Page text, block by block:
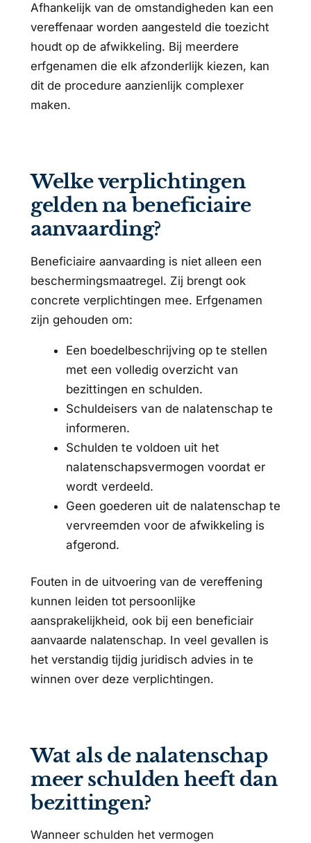
Afhankelijk van de omstandigheden kan een
vereffenaar worden aangesteld die toezicht
houdt op de afwikkeling. Bij meerdere
erfgenamen die elk afzonderlijk kiezen, kan
dit de procedure aanzienlijk complexer
maken.
Welke verplichtingen
gelden na beneficiaire
aanvaarding?
Beneficiaire aanvaarding is niet alleen een
beschermingsmaatregel. Zij brengt ook
concrete verplichtingen mee. Erfgenamen
zijn gehouden om:
Een boedelbeschrijving op te stellen
met een volledig overzicht van
bezittingen en schulden.
Schuldeisers van de nalatenschap te
informeren.
Schulden te voldoen uit het
nalatenschapsvermogen voordat er
wordt verdeeld.
Geen goederen uit de nalatenschap te
vervreemden voor de afwikkeling is
afgerond.
Fouten in de uitvoering van de vereffening
kunnen leiden tot persoonlijke
aansprakelijkheid, ook bij een beneficiair
aanvaarde nalatenschap. In veel gevallen is
het verstandig tijdig juridisch advies in te
winnen over deze verplichtingen.
Wat als de nalatenschap
meer schulden heeft dan
bezittingen?
Wanneer schulden het vermogen